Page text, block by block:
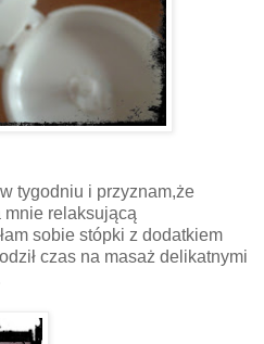
tygodniu i przyznam,że
mnie relaksującą
sobie stópki z dodatkiem
czas na masaż delikatnymi